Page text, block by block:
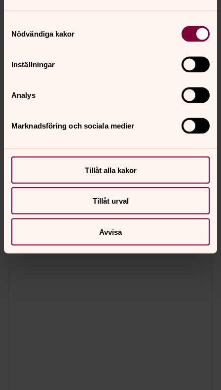
Nödvändiga kakor
Inställningar
Analys
Marknadsföring och sociala medier
Tillåt alla kakor
Tillåt urval
Avvisa